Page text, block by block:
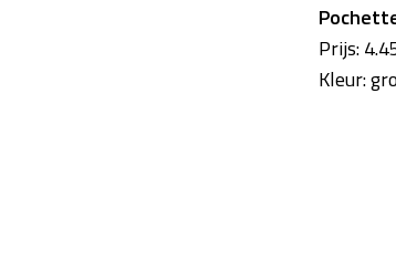
Prijs:
Kleur: